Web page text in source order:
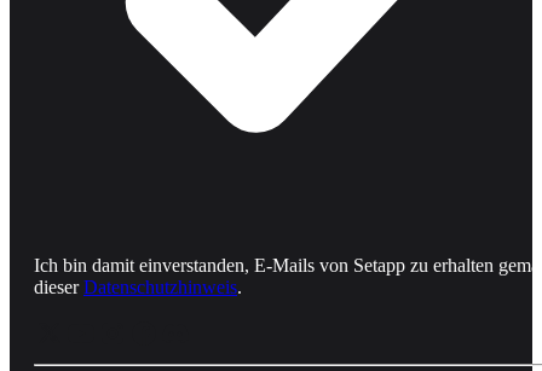
Ich bin damit einverstanden, E-Mails von Setapp zu erhalten
dieser Datenschutzhinweis.